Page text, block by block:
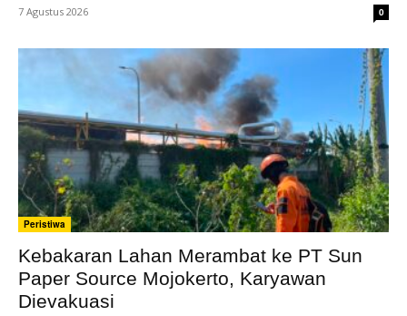
7 Agustus 2026 0
Peristiwa
Kebakaran Lahan Merambat ke PT Sun
Paper Source Mojokerto, Karyawan
Dievakuasi